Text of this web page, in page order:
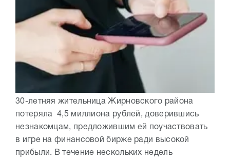
30-летняя жительница Жирновского района
потеряла 4,5 миллиона рублей, доверившись
незнакомцам, предложившим ей поучаствовать
в игре на финансовой бирже ради высокой
прибыли. В течение нескольких недель